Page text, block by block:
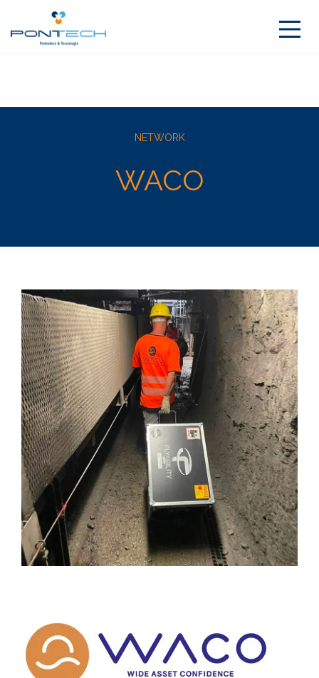
NETWORK
WACO